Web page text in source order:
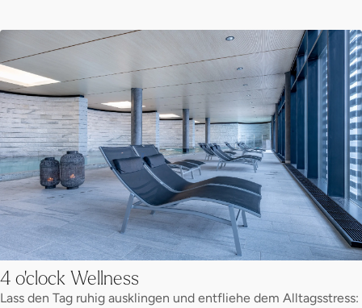
4 o'clock Wellness
Lass den Tag ruhig ausklingen und entfliehe dem Alltagsstress: